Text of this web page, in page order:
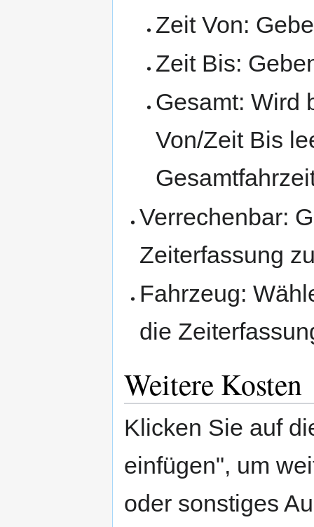
Zeit Von:
Zeit Bis:
Gesamt: Wird
Von/Zeit Bis
Verrechenbar:
Zeiterfassung
Fahrzeug:
die
Weitere Kosten
Klicken Sie auf
einfügen", um
oder sonstiges